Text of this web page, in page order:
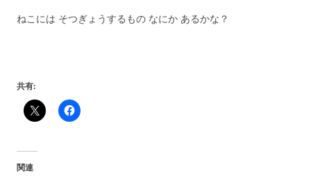
ねこには そつぎょうするもの なにか あるかな？
共有:
関連